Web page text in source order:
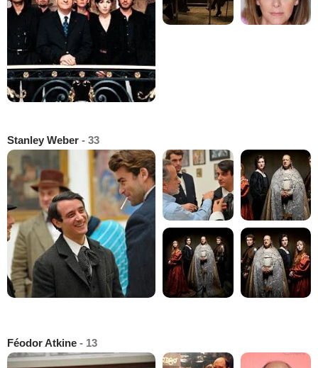
Stanley Weber - 33
Féodor Atkine - 13